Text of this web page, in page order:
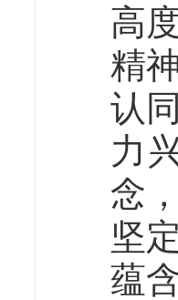
高
精
认
力
念
坚
蕴